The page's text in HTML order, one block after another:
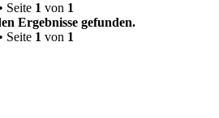
Seite 1 von 1
Ergebnisse gefunden.
Seite 1 von 1